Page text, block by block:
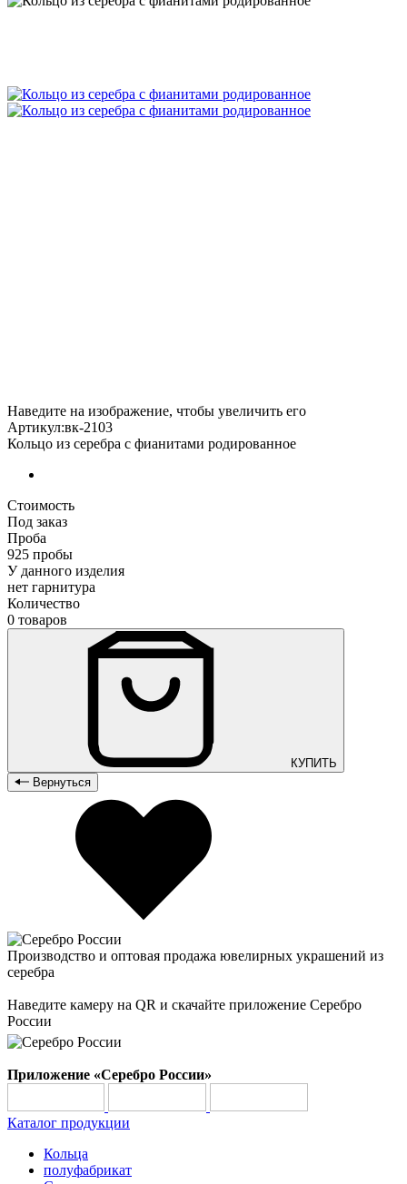
Наведите на изображение, чтобы увеличить его
Артикул:вк-2103
Кольцо из серебра с фианитами родированное
Стоимость
Под заказ
Проба
925 пробы
У данного изделия
нет гарнитура
Количество
0 товаров
КУПИТЬ
Вернуться
Производство и оптовая продажа ювелирных украшений из
серебра
Наведите камеру на QR и скачайте приложение Серебро
России
Приложение «Серебро России»
Каталог продукции
Кольца
полуфабрикат